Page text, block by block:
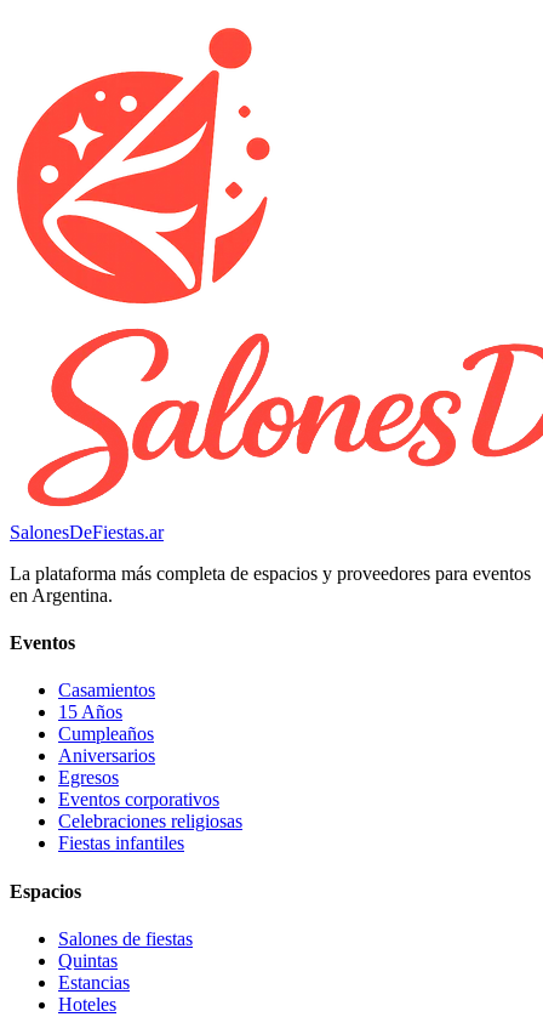
SalonesDeFiestas.ar
La plataforma más completa de espacios y proveedores para eventos
en Argentina.
Eventos
Casamientos
15 Años
Cumpleaños
Aniversarios
Egresos
Eventos corporativos
Celebraciones religiosas
Fiestas infantiles
Espacios
Salones de fiestas
Quintas
Estancias
Hoteles